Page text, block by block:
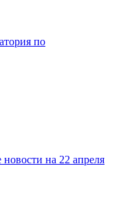
по
на 22 апреля